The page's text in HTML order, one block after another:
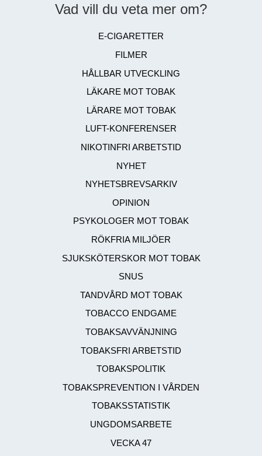
Vad vill du veta mer om?
E-CIGARETTER
FILMER
HÅLLBAR UTVECKLING
LÄKARE MOT TOBAK
LÄRARE MOT TOBAK
LUFT-KONFERENSER
NIKOTINFRI ARBETSTID
NYHET
NYHETSBREVSARKIV
OPINION
PSYKOLOGER MOT TOBAK
RÖKFRIA MILJÖER
SJUKSKÖTERSKOR MOT TOBAK
SNUS
TANDVÅRD MOT TOBAK
TOBACCO ENDGAME
TOBAKSAVVÄNJNING
TOBAKSFRI ARBETSTID
TOBAKSPOLITIK
TOBAKSPREVENTION I VÅRDEN
TOBAKSSTATISTIK
UNGDOMSARBETE
VECKA 47